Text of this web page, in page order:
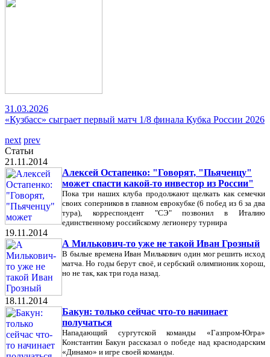
31.03.2026
«Кузбасс» сыграет первый матч 1/8 финала Кубка России 2026
next prev
Статьи
21.11.2014
Алексей Остапенко: "Говорят, "Пьяченцу"
может спасти какой-то инвестор из России"
Пока три наших клуба продолжают щелкать как семечки
своих соперников в главном еврокубке (6 побед из 6 за два
тура), корреспондент "СЭ" позвонил в Италию
единственному российскому легионеру турнира
19.11.2014
А Милькович-то уже не такой Иван Грозный
В былые времена Иван Милькович один мог решить исход
матча. Но годы берут своё, и сербский олимпионик хорош,
но не так, как три года назад.
18.11.2014
Бакун: только сейчас что-то начинает
получаться
Нападающий сургутcкой команды «Газпром-Югра»
Константин Бакун рассказал о победе над краснодарским
«Динамо» и игре своей команды.